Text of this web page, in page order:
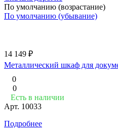
По умолчанию (возрастание)
По умолчанию (убывание)
14 149 ₽
Металлический шкаф для
0
0
Есть в наличии
Арт. 10033
Подробнее